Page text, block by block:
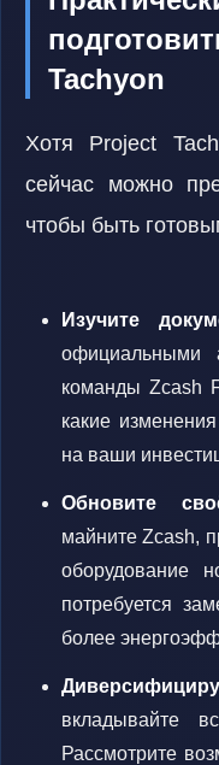
Tachyon
Хотя Project
сейчас можно
чтобы быть
Изучите
официальными
команды Zcash
какие
на ваши
Обновите
майните Zcash,
оборудование
потребуется
более
вкладывайте
Рассмотрите